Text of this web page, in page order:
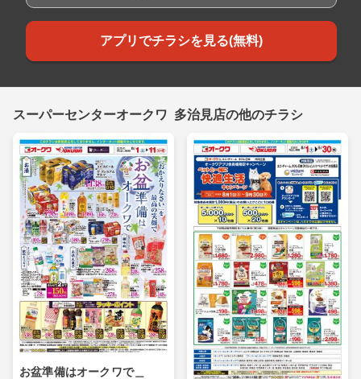
アプリでチラシを見る(無料)
スーパーセンターオークワ 多治見店の他のチラシ
お盆準備はオークワで＿